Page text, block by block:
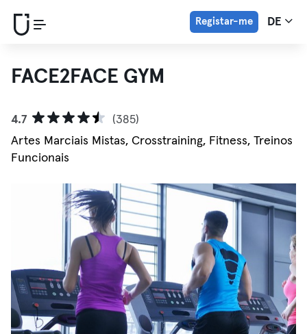
Registar-me DE
FACE2FACE GYM
4.7
(385)
Artes Marciais Mistas, Crosstraining, Fitness, Treinos
Funcionais